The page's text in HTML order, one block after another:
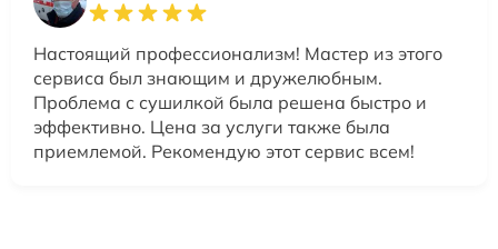
Настоящий профессионализм! Мастер из этого
сервиса был знающим и дружелюбным.
Проблема с сушилкой была решена быстро и
эффективно. Цена за услуги также была
приемлемой. Рекомендую этот сервис всем!